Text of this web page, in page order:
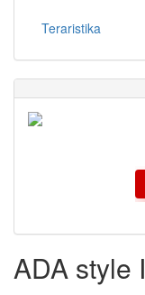
Teraristika
ADA style I